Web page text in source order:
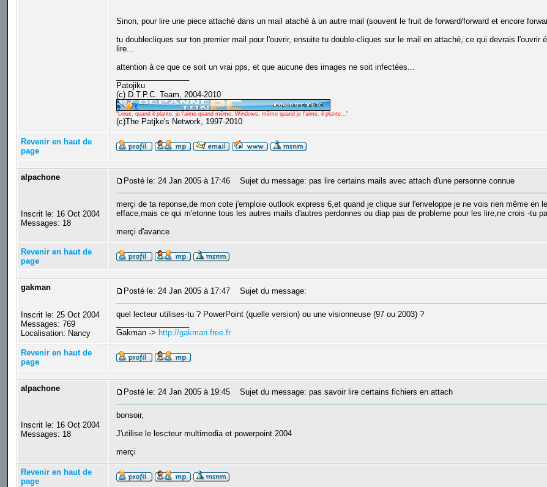
Sinon, pour lire une piece attaché dans un mail ataché à un autre mail (souvent le fruit de forward/forward et encore
tu doublecliques sur ton premier mail pour l'ouvrir, ensuite tu double-cliques sur le mail en attaché, ce qui devrais
lire...
attention à ce que ce soit un vrai pps, et que aucune des images ne soit infectées...
Patojiku
(c) D.T.P.C. Team, 2004-2010
"Linux, quand il plante, je l'aime quand même, Windows, même quand je l'aime, il plante..."
(c)The Patjke's Network, 1997-2010
Revenir en haut de
page
alpachone
Inscrit le: 16 Oct 2004
Messages: 18
Posté le: 24 Jan 2005 à 17:46 Sujet du message: pas lire certains mails avec attach d'une personne connue
merçi de ta reponse,de mon cote j'emploie outlook express 6,et quand je clique sur l'enveloppe je ne vois rien même en
efface,mais ce qui m'etonne tous les autres mails d'autres perdonnes ou diap pas de probleme pour les lire,ne crois -tu
merçi d'avance
Revenir en haut de
page
gakman
Inscrit le: 25 Oct 2004
Messages: 769
Localisation: Nancy
Posté le: 24 Jan 2005 à 17:47 Sujet du message:
quel lecteur utilises-tu ? PowerPoint (quelle version) ou une visionneuse (97 ou 2003) ?
Gakman -> http://gakman.free.fr
Revenir en haut de
page
alpachone
Inscrit le: 16 Oct 2004
Messages: 18
Posté le: 24 Jan 2005 à 19:45 Sujet du message: pas savoir lire certains fichiers en attach
bonsoir,
J'utilise le lescteur multimedia et powerpoint 2004
merçi
Revenir en haut de
page